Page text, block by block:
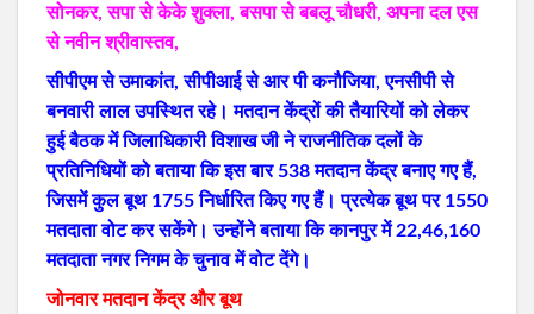
सोनकर, सपा से केके शुक्ला, बसपा से बबलू चौधरी, अपना दल एस
से नवीन श्रीवास्तव,
सीपीएम से उमाकांत, सीपीआई से आर पी कनौजिया, एनसीपी से
बनवारी लाल उपस्थित रहे। मतदान केंद्रों की तैयारियों को लेकर
हुई बैठक में जिलाधिकारी विशाख जी ने राजनीतिक दलों के
प्रतिनिधियों को बताया कि इस बार 538 मतदान केंद्र बनाए गए हैं,
जिसमें कुल बूथ 1755 निर्धारित किए गए हैं। प्रत्येक बूथ पर 1550
मतदाता वोट कर सकेंगे। उन्होंने बताया कि कानपुर में 22,46,160
मतदाता नगर निगम के चुनाव में वोट देंगे।
जोनवार मतदान केंद्र और बूथ